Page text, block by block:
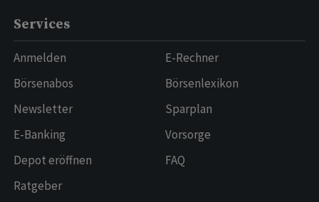
Services
Anmelden
Börsenabos
Newsletter
E-Banking
Depot eröffnen
Ratgeber
E-Rechner
Börsenlexikon
Sparplan
Vorsorge
FAQ